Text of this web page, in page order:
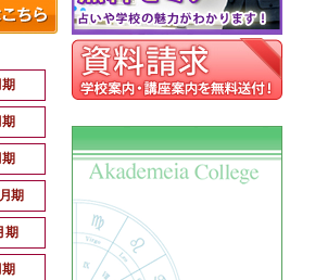
期
期
期
期
期
期